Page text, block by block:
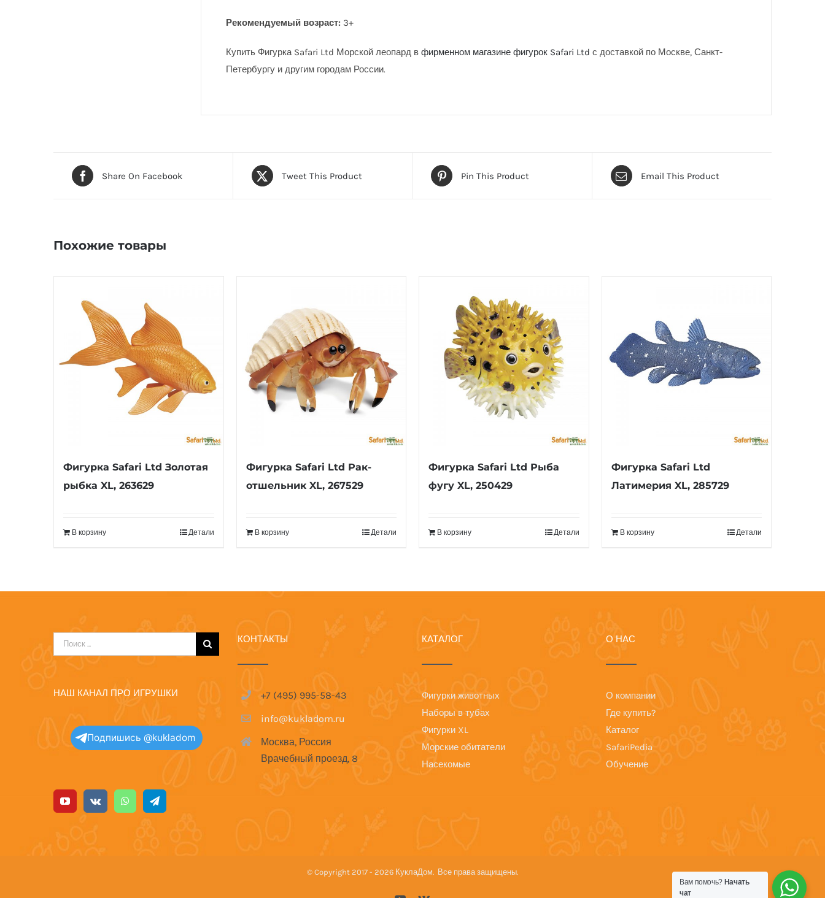
Рекомендуемый возраст: 3+
Купить Фигурка Safari Ltd Морской леопард в фирменном магазине фигурок Safari Ltd с доставкой по Москве, Санкт-
Петербургу и другим городам России.
Share On Facebook Tweet This Product Pin This Product Email This Product
Похожие товары
Фигурка Safari Ltd Золотая
рыбка XL, 263629
В корзину Детали
Фигурка Safari Ltd Рак-
отшельник XL, 267529
В корзину Детали
Фигурка Safari Ltd Рыба
фугу XL, 250429
В корзину Детали
Фигурка Safari Ltd
Латимерия XL, 285729
В корзину Детали
Результат
поиска:
НАШ КАНАЛ ПРО ИГРУШКИ
Подпишись @kukladom
КОНТАКТЫ
+7 (495) 995-58-43
info@kukladom.ru
Москва, Россия
Врачебный проезд, 8
КАТАЛОГ
Фигурки животных
Наборы в тубах
Фигурки XL
Морские обитатели
Насекомые
О НАС
О компании
Где купить?
Каталог
SafariPedia
Обучение
© Copyright 2017 - 2026 КуклаДом. Все права защищены.
Вам помочь? Начать
чат